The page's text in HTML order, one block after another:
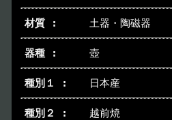
各種申請
イベント
土器・陶磁器
壺
日本産
越前焼